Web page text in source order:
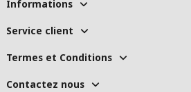
Informations
Service client
Termes et Conditions
Contactez nous